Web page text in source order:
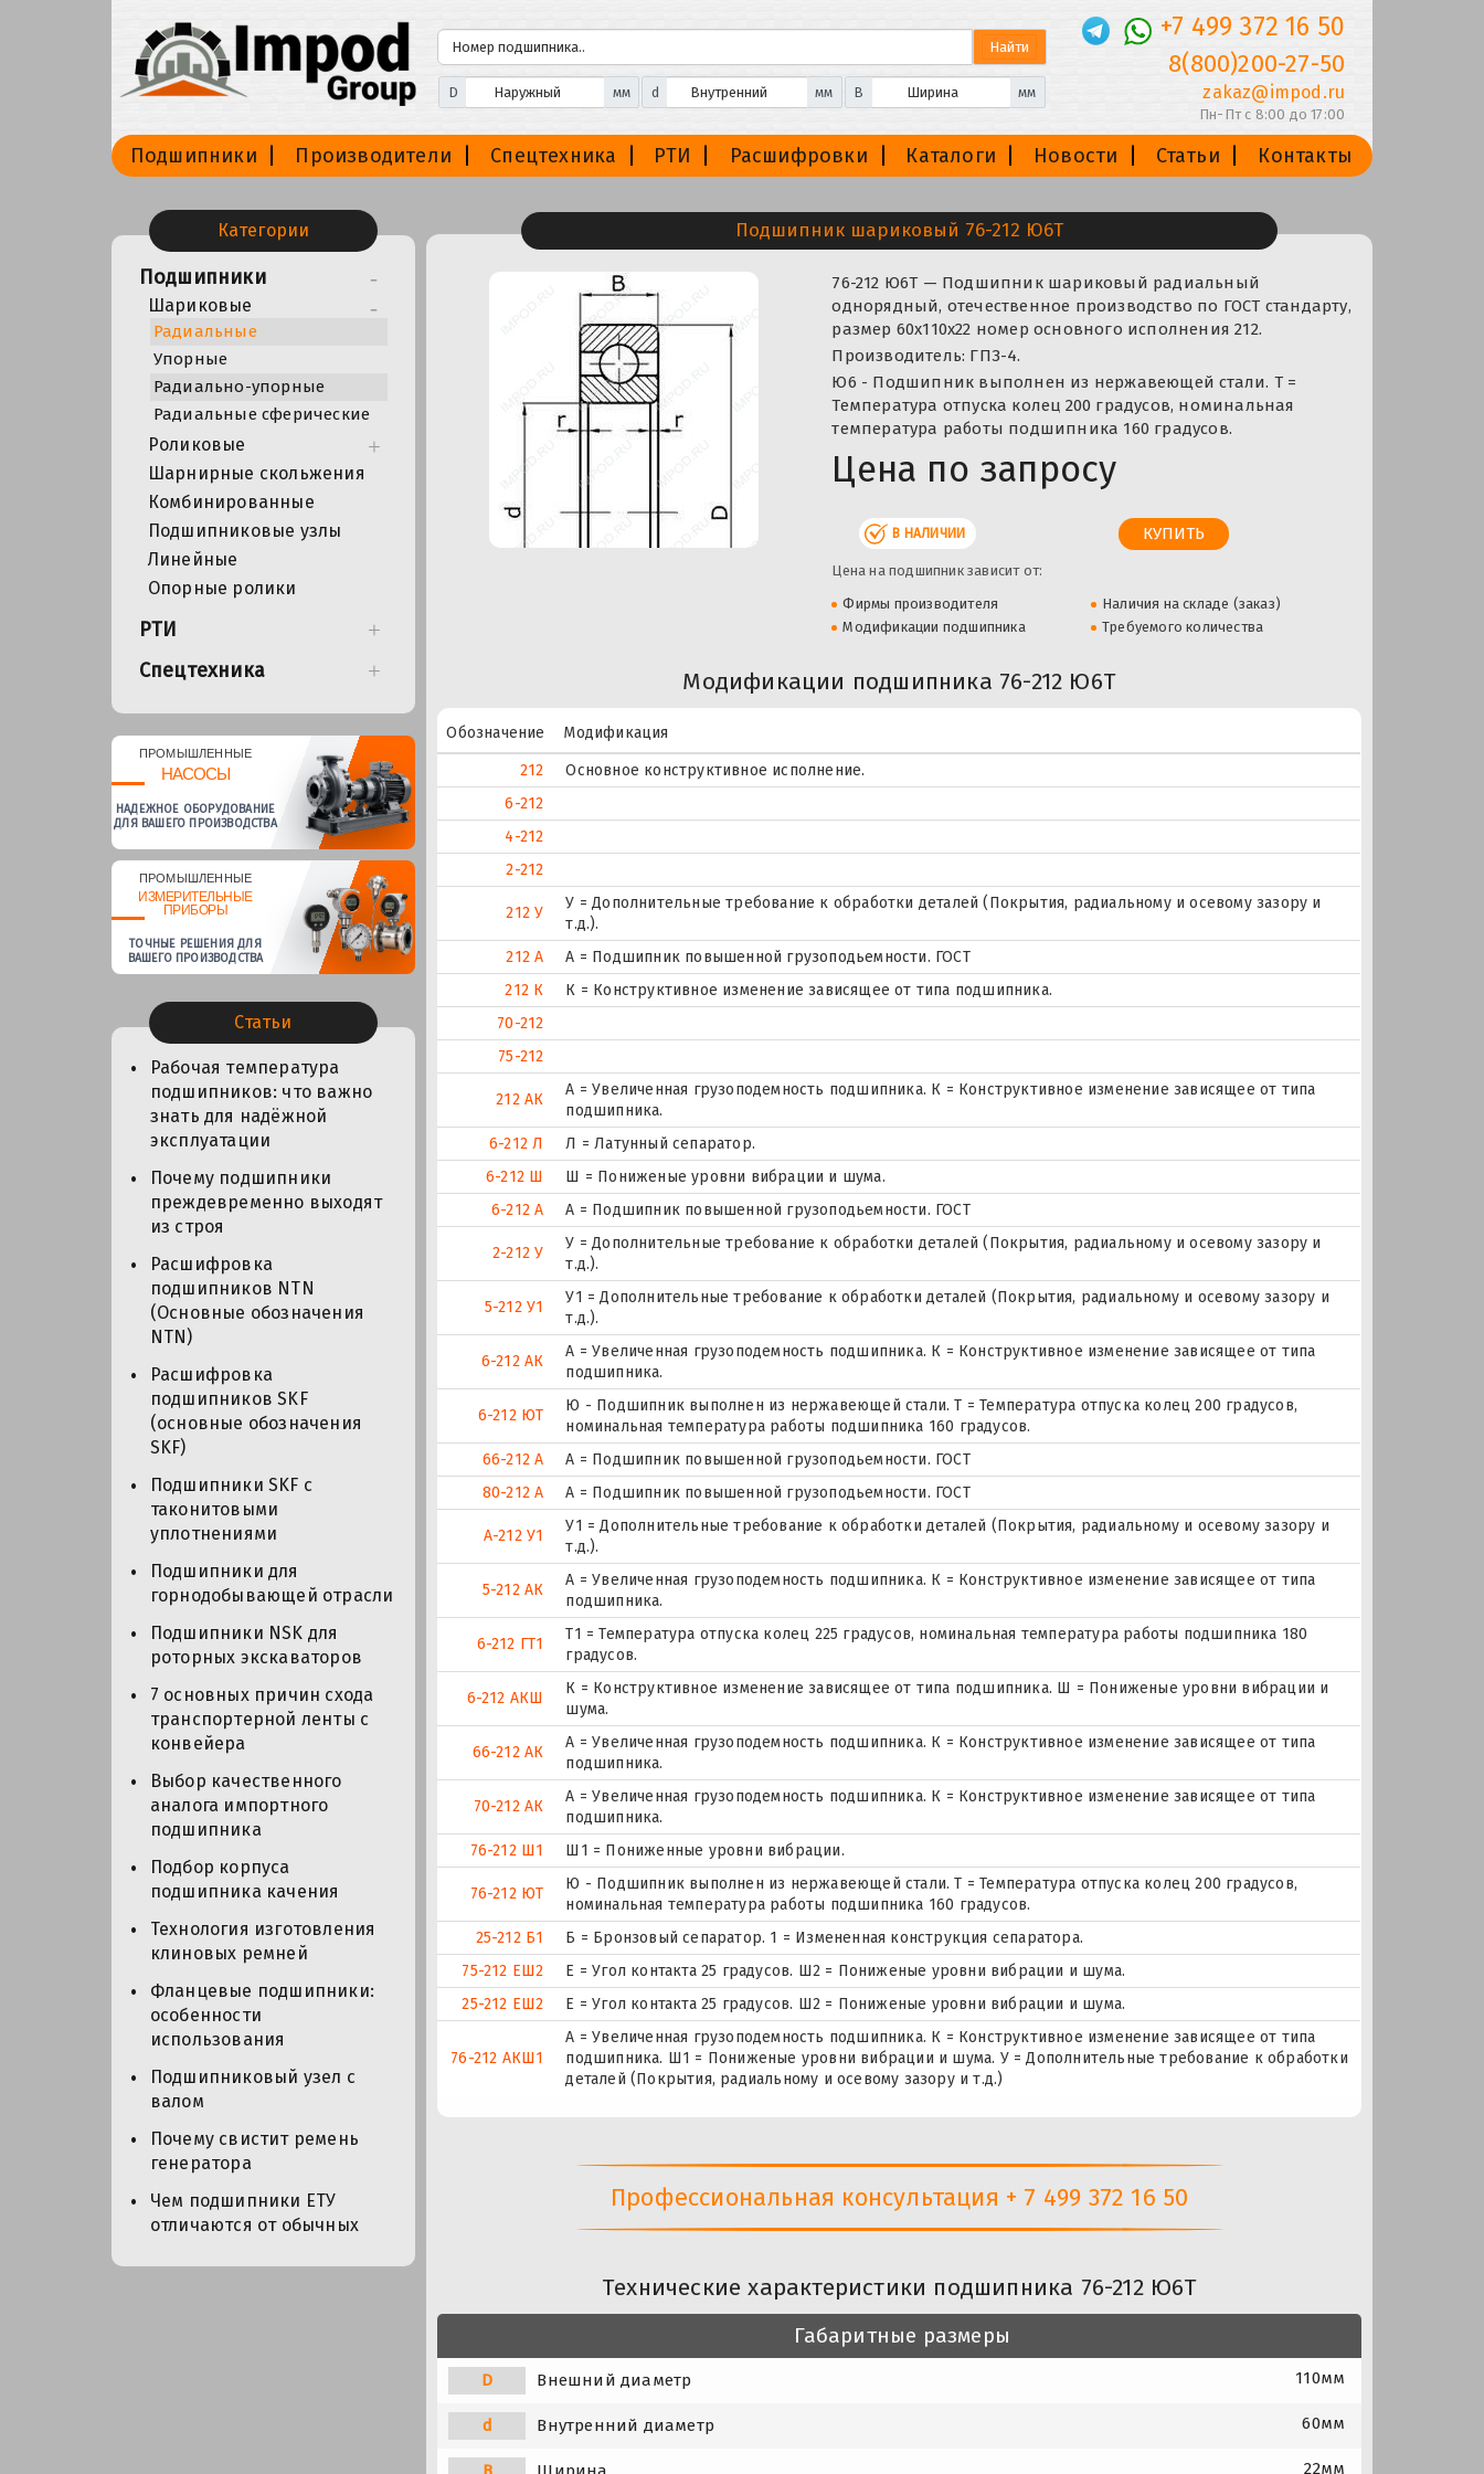
D мм d мм B мм
+7 499 372 16 50
8(800)200-27-50
zakaz@impod.ru
Пн-Пт с 8:00 до 17:00
Подшипники Производители Спецтехника РТИ Расшифровки Каталоги Новости Статьи Контакты
Категории
Подшипники
Шариковые
Радиальные
Упорные
Радиально-упорные
Радиальные сферические
Роликовые
Шарнирные скольжения
Комбинированные
Подшипниковые узлы
Линейные
Опорные ролики
РТИ
Спецтехника
ПРОМЫШЛЕННЫЕ
НАСОСЫ
НАДЕЖНОЕ ОБОРУДОВАНИЕ
ДЛЯ ВАШЕГО ПРОИЗВОДСТВА
ПРОМЫШЛЕННЫЕ
ИЗМЕРИТЕЛЬНЫЕ
ПРИБОРЫ
ТОЧНЫЕ РЕШЕНИЯ ДЛЯ
ВАШЕГО ПРОИЗВОДСТВА
Статьи
Рабочая температура
подшипников: что важно
знать для надёжной
эксплуатации
Почему подшипники
преждевременно выходят
из строя
Расшифровка
подшипников NTN
(Основные обозначения
NTN)
Расшифровка
подшипников SKF
(основные обозначения
SKF)
Подшипники SKF с
таконитовыми
уплотнениями
Подшипники для
горнодобывающей отрасли
Подшипники NSK для
роторных экскаваторов
7 основных причин схода
транспортерной ленты с
конвейера
Выбор качественного
аналога импортного
подшипника
Подбор корпуса
подшипника качения
Технология изготовления
клиновых ремней
Фланцевые подшипники:
особенности
использования
Подшипниковый узел с
валом
Почему свистит ремень
генератора
Чем подшипники ЕТУ
отличаются от обычных
Подшипник шариковый 76-212 Ю6Т
76-212 Ю6Т — Подшипник шариковый радиальный
однорядный, отечественное производство по ГОСТ стандарту,
размер 60x110x22 номер основного исполнения 212.
Производитель: ГПЗ-4.
Ю6 - Подшипник выполнен из нержавеющей стали. Т =
Температура отпуска колец 200 градусов, номинальная
температура работы подшипника 160 градусов.
Цена по запросу
В НАЛИЧИИ
Цена на подшипник зависит от:
Фирмы производителя
Наличия на складе (заказ)
Модификации подшипника
Требуемого количества
Модификации подшипника 76-212 Ю6Т
Обозначение
Модификация
212
Основное конструктивное исполнение.
6-212
4-212
2-212
212 У
У = Дополнительные требование к обработки деталей (Покрытия, радиальному и осевому зазору и
т.д.).
212 А
А = Подшипник повышенной грузоподьемности. ГОСТ
212 К
К = Конструктивное изменение зависящее от типа подшипника.
70-212
75-212
212 АК
А = Увеличенная грузоподемность подшипника. К = Конструктивное изменение зависящее от типа
подшипника.
6-212 Л
Л = Латунный сепаратор.
6-212 Ш
Ш = Пониженые уровни вибрации и шума.
6-212 А
А = Подшипник повышенной грузоподьемности. ГОСТ
2-212 У
У = Дополнительные требование к обработки деталей (Покрытия, радиальному и осевому зазору и
т.д.).
5-212 У1
У1 = Дополнительные требование к обработки деталей (Покрытия, радиальному и осевому зазору и
т.д.).
6-212 АК
А = Увеличенная грузоподемность подшипника. К = Конструктивное изменение зависящее от типа
подшипника.
6-212 ЮТ
Ю - Подшипник выполнен из нержавеющей стали. Т = Температура отпуска колец 200 градусов,
номинальная температура работы подшипника 160 градусов.
66-212 А
А = Подшипник повышенной грузоподьемности. ГОСТ
80-212 А
А = Подшипник повышенной грузоподьемности. ГОСТ
А-212 У1
У1 = Дополнительные требование к обработки деталей (Покрытия, радиальному и осевому зазору и
т.д.).
5-212 АК
А = Увеличенная грузоподемность подшипника. К = Конструктивное изменение зависящее от типа
подшипника.
6-212 ГТ1
Т1 = Температура отпуска колец 225 градусов, номинальная температура работы подшипника 180
градусов.
6-212 АКШ
К = Конструктивное изменение зависящее от типа подшипника. Ш = Пониженые уровни вибрации и
шума.
66-212 АК
А = Увеличенная грузоподемность подшипника. К = Конструктивное изменение зависящее от типа
подшипника.
70-212 АК
А = Увеличенная грузоподемность подшипника. К = Конструктивное изменение зависящее от типа
подшипника.
76-212 Ш1
Ш1 = Пониженные уровни вибрации.
76-212 ЮТ
Ю - Подшипник выполнен из нержавеющей стали. Т = Температура отпуска колец 200 градусов,
номинальная температура работы подшипника 160 градусов.
25-212 Б1
Б = Бронзовый сепаратор. 1 = Измененная конструкция сепаратора.
75-212 ЕШ2
E = Угол контакта 25 градусов. Ш2 = Пониженые уровни вибрации и шума.
25-212 ЕШ2
E = Угол контакта 25 градусов. Ш2 = Пониженые уровни вибрации и шума.
76-212 АКШ1
А = Увеличенная грузоподемность подшипника. К = Конструктивное изменение зависящее от типа
подшипника. Ш1 = Пониженые уровни вибрации и шума. У = Дополнительные требование к обработки
деталей (Покрытия, радиальному и осевому зазору и т.д.)
Профессиональная консультация + 7 499 372 16 50
Технические характеристики подшипника 76-212 Ю6Т
Габаритные размеры
D Внешний диаметр 110мм
d Внутренний диаметр 60мм
22мм